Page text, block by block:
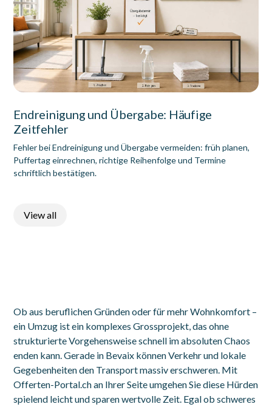
Endreinigung und Übergabe: Häufige
Zeitfehler
Fehler bei Endreinigung und Übergabe vermeiden: früh planen,
Puffertag einrechnen, richtige Reihenfolge und Termine
schriftlich bestätigen.
View all
Ob aus beruflichen Gründen oder für mehr Wohnkomfort –
ein Umzug ist ein komplexes Grossprojekt, das ohne
strukturierte Vorgehensweise schnell im absoluten Chaos
enden kann. Gerade in Bevaix können Verkehr und lokale
Gegebenheiten den Transport massiv erschweren. Mit
Offerten-Portal.ch an Ihrer Seite umgehen Sie diese Hürden
spielend leicht und sparen wertvolle Zeit. Egal ob schweres